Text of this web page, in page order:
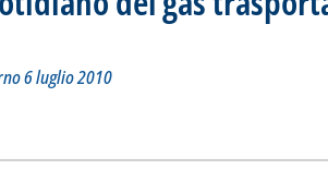
Preconsuntivo del giorno 6 luglio 2010
mercoledì 07 luglio 2010 alle 15.6.
6 luglio 2010
'Bilancio quotidiano del gas
alla notizia